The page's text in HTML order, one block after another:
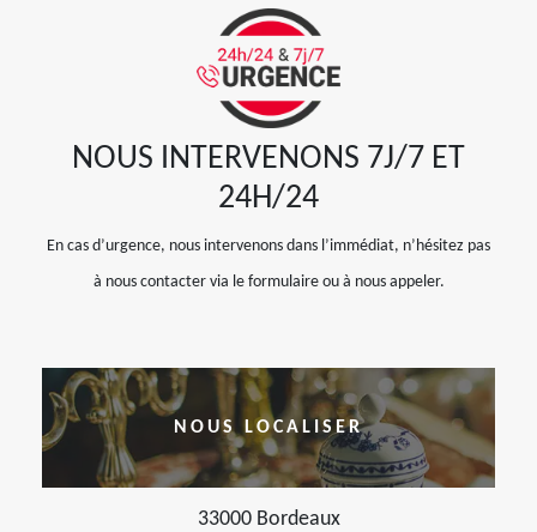
NOUS INTERVENONS 7J/7 ET
24H/24
En cas d’urgence, nous intervenons dans l’immédiat, n’hésitez pas
à nous contacter via le formulaire ou à nous appeler.
NOUS LOCALISER
33000 Bordeaux